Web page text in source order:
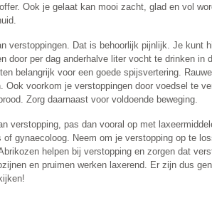
Ook je gelaat kan mooi zacht, glad en vol
verstoppingen. Dat is behoorlijk pijnlijk. Je kunt
door per dag anderhalve liter vocht te drinken in
belangrijk voor een goede spijsvertering.
Ook voorkom je verstoppingen door voedsel te
Zorg daarnaast voor voldoende beweging.
verstopping, pas dan vooral op met
gynaecoloog. Neem om je verstopping op te
helpen bij verstopping en zorgen dat
en pruimen werken laxerend. Er zijn dus